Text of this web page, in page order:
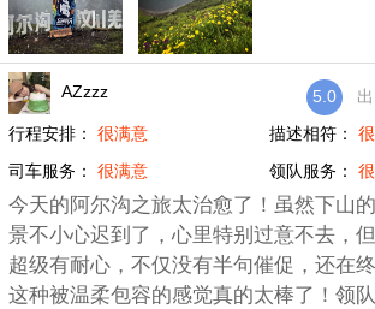
AZzzz 5.0
行程安排：很满意 描述相符：
司车服务：很满意 领队服务：
今天的阿尔沟之旅太治愈了！虽然下山
景不小心迟到了，心里特别过意不去，
超级有耐心，不仅没有半句催促，还在
这种被温柔包容的感觉真的太棒了！领